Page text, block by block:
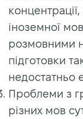
іноземної
розмовними
підготовки
недостатньо
Проблеми з
різних мов